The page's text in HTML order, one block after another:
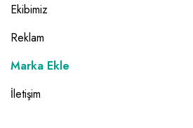
Ekibimiz
Reklam
Marka Ekle
İletişim